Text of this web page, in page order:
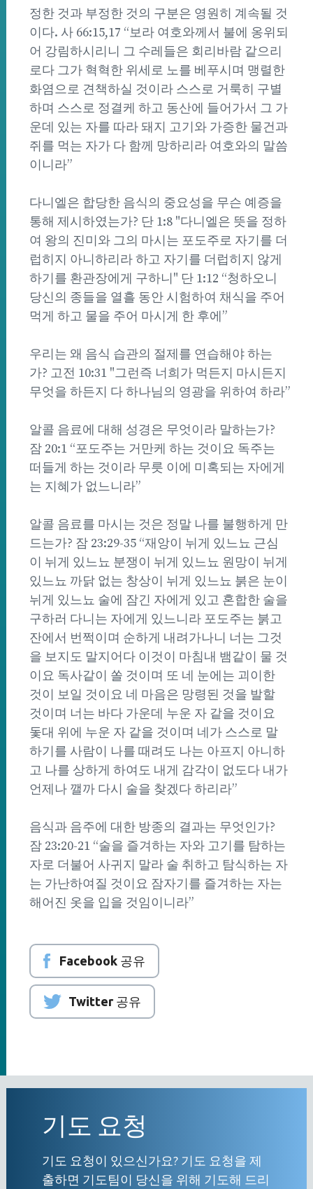
정한 것과 부정한 것의 구분은 영원히 계속될 것
이다. 사 66:15,17 “보라 여호와께서 불에 옹위되
어 강림하시리니 그 수레들은 회리바람 같으리
로다 그가 혁혁한 위세로 노를 베푸시며 맹렬한
화염으로 견책하실 것이라 스스로 거룩히 구별
하며 스스로 정결케 하고 동산에 들어가서 그 가
운데 있는 자를 따라 돼지 고기와 가증한 물건과
쥐를 먹는 자가 다 함께 망하리라 여호와의 말씀
이니라”
다니엘은 합당한 음식의 중요성을 무슨 예증을
통해 제시하였는가? 단 1:8 "다니엘은 뜻을 정하
여 왕의 진미와 그의 마시는 포도주로 자기를 더
럽히지 아니하리라 하고 자기를 더럽히지 않게
하기를 환관장에게 구하니" 단 1:12 “청하오니
당신의 종들을 열흘 동안 시험하여 채식을 주어
먹게 하고 물을 주어 마시게 한 후에”
우리는 왜 음식 습관의 절제를 연습해야 하는
가? 고전 10:31 "그런즉 너희가 먹든지 마시든지
무엇을 하든지 다 하나님의 영광을 위하여 하라”
알콜 음료에 대해 성경은 무엇이라 말하는가?
잠 20:1 “포도주는 거만케 하는 것이요 독주는
떠들게 하는 것이라 무릇 이에 미혹되는 자에게
는 지혜가 없느니라”
알콜 음료를 마시는 것은 정말 나를 불행하게 만
드는가? 잠 23:29-35 “재앙이 뉘게 있느뇨 근심
이 뉘게 있느뇨 분쟁이 뉘게 있느뇨 원망이 뉘게
있느뇨 까닭 없는 창상이 뉘게 있느뇨 붉은 눈이
뉘게 있느뇨 술에 잠긴 자에게 있고 혼합한 술을
구하러 다니는 자에게 있느니라 포도주는 붉고
잔에서 번쩍이며 순하게 내려가나니 너는 그것
을 보지도 말지어다 이것이 마침내 뱀같이 물 것
이요 독사같이 쏠 것이며 또 네 눈에는 괴이한
것이 보일 것이요 네 마음은 망령된 것을 발할
것이며 너는 바다 가운데 누운 자 같을 것이요
돛대 위에 누운 자 같을 것이며 네가 스스로 말
하기를 사람이 나를 때려도 나는 아프지 아니하
고 나를 상하게 하여도 내게 감각이 없도다 내가
언제나 깰까 다시 술을 찾겠다 하리라”
음식과 음주에 대한 방종의 결과는 무엇인가?
잠 23:20-21 “술을 즐겨하는 자와 고기를 탐하는
자로 더불어 사귀지 말라 술 취하고 탐식하는 자
는 가난하여질 것이요 잠자기를 즐겨하는 자는
해어진 옷을 입을 것임이니라”
Facebook 공유
Twitter 공유
기도 요청
기도 요청이 있으신가요? 기도 요청을 제
출하면 기도팀이 당신을 위해 기도해 드리